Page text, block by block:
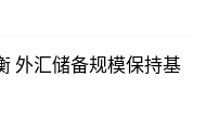
外汇储备规模保持基